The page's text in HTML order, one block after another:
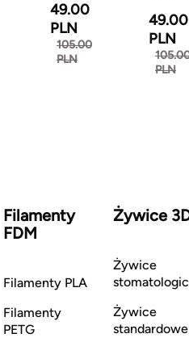
49.00
PLN
105.00
PLN
49.00
PLN
PLN
Filamenty
FDM
Filamenty PLA
Filamenty
PETG
Żywice
Żywice
Żywice
standardowe